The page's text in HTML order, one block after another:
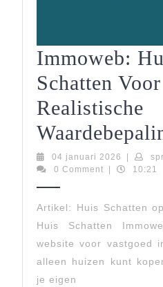
Immoweb:
Schatten
Realistische
04 januari 2026 04
januari
|
0 Comment
| 10:21
Artikel: Huis Schatten
Huis Schatten
website voor vastgoed
alleen huizen kunt
je eigen